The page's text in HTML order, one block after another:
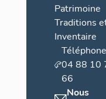
Patrimoine
Traditions
Inventaire
04 88 10
66
Nous